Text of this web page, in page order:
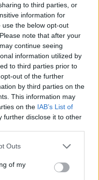
to third parties, or
information for
the below opt-out
note that after your
continue seeing
information utilized by
to third parties prior to
out of the further
by third parties on the
This information may
on the IAB’s List of
further disclose it to other
one or more Google
You may click to
its third-party tags to
Outs
of my
cserélni, de megint
az bizony továbbra
Vajon most sima
jött ki, hivatalosan nem
hogy ez az autó még